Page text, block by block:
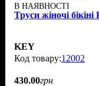
В НАЯВНОСТІ
Труси жіночі
KEY
12002
430.00грн